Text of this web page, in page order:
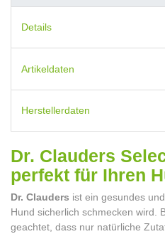
Details
Artikeldaten
Herstellerdaten
Dr. Clauders
perfekt für Ihren
Dr. Clauders ist ein gesundes
Hund sicherlich schmecken wird.
geachtet, dass nur natürliche